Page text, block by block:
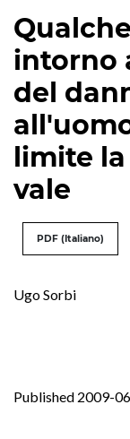
intorno
del
limite
vale
PDF (Italiano)
Ugo Sorbi
Published 2009-